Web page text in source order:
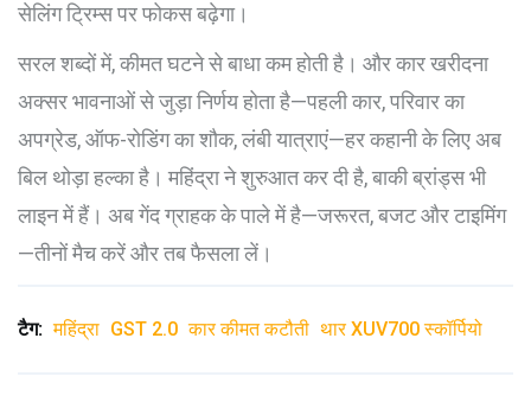
सेलिंग ट्रिम्स पर फोकस बढ़ेगा।
सरल शब्दों में, कीमत घटने से बाधा कम होती है। और कार खरीदना
अक्सर भावनाओं से जुड़ा निर्णय होता है—पहली कार, परिवार का
अपग्रेड, ऑफ-रोडिंग का शौक, लंबी यात्राएं—हर कहानी के लिए अब
बिल थोड़ा हल्का है। महिंद्रा ने शुरुआत कर दी है, बाकी ब्रांड्स भी
लाइन में हैं। अब गेंद ग्राहक के पाले में है—जरूरत, बजट और टाइमिंग
—तीनों मैच करें और तब फैसला लें।
टैग: महिंद्रा GST 2.0 कार कीमत कटौती थार XUV700 स्कॉर्पियो